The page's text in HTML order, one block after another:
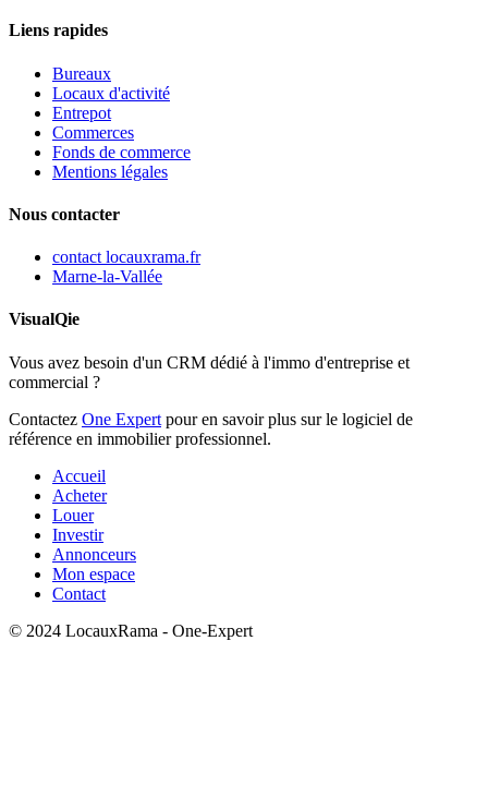
Liens rapides
Bureaux
Locaux d'activité
Entrepot
Commerces
Fonds de commerce
Mentions légales
Nous contacter
contact locauxrama.fr
Marne-la-Vallée
VisualQie
Vous avez besoin d'un CRM dédié à l'immo d'entreprise et
commercial ?
Contactez One Expert pour en savoir plus sur le logiciel de
référence en immobilier professionnel.
Accueil
Acheter
Louer
Investir
Annonceurs
Mon espace
Contact
© 2024 LocauxRama - One-Expert